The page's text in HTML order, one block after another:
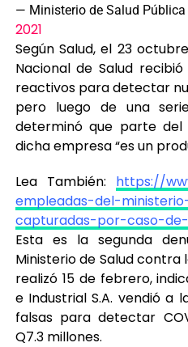
— Ministerio de Salud
2021
Según Salud, el 23
Nacional de Salud
reactivos para detectar
pero luego de una
determinó que parte
dicha empresa “es un
Lea También: https://
empleadas-del-
capturadas-por-caso-
Esta es la segunda
Ministerio de Salud
realizó 15 de febrero,
e Industrial S.A. vendió a
falsas para detectar
Q7.3 millones.